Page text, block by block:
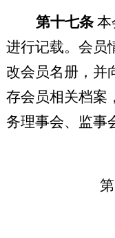
第十七条本
进行记载。会员
改会员名册，并
存会员相关档案
务理事会、监事